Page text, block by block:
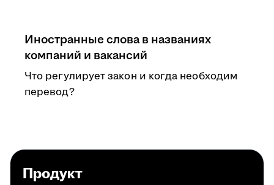
Иностранные слова в названиях
компаний и вакансий
Что регулирует закон и когда необходим
перевод?
Продукт